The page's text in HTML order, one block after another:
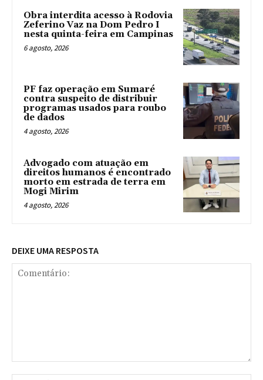
Obra interdita acesso à Rodovia
Zeferino Vaz na Dom Pedro I
nesta quinta-feira em Campinas
6 agosto, 2026
PF faz operação em Sumaré
contra suspeito de distribuir
programas usados para roubo
de dados
4 agosto, 2026
Advogado com atuação em
direitos humanos é encontrado
morto em estrada de terra em
Mogi Mirim
4 agosto, 2026
DEIXE UMA RESPOSTA